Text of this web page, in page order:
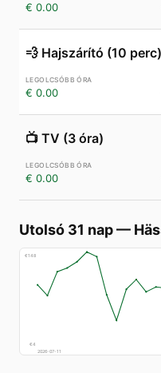
€ 0.00
💨 Hajszárító (10 perc)
€ 0.00
📺 TV (3 óra)
€ 0.00
Utolsó 31 nap—
€148
€4
2026-07-11